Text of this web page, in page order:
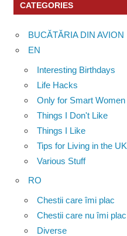
CATEGORIES
BUCĂTĂRIA DIN AVION
EN
Interesting Birthdays
Life Hacks
Only for Smart Women
Things I Don't Like
Things I Like
Tips for Living in the UK
Various Stuff
RO
Chestii care îmi plac
Chestii care nu îmi plac
Diverse